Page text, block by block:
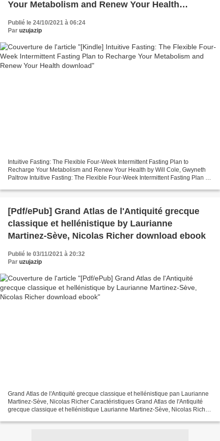
Your Metabolism and Renew Your Health
Publié le 24/10/2021 à 06:24
Par uzujazip
Intuitive Fasting: The Flexible Four-Week Intermittent Fasting Plan to
Recharge Your Metabolism and Renew Your Health by Will Cole, Gwyneth
Paltrow Intuitive Fasting: The Flexible Four-Week Intermittent Fasting Plan to
[Pdf/ePub] Grand Atlas de l'Antiquité grecque
classique et hellénistique by Laurianne
Martinez-Sève, Nicolas Richer download ebook
Publié le 03/11/2021 à 20:32
Par uzujazip
Grand Atlas de l'Antiquité grecque classique et hellénistique pan Laurianne
Martinez-Sève, Nicolas Richer Caractéristiques Grand Atlas de l'Antiquité
grecque classique et hellénistique Laurianne Martinez-Sève, Nicolas Richer